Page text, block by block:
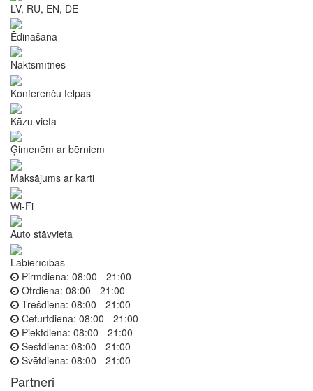
LV, RU, EN, DE
Ēdināšana
Naktsmītnes
Konferenču telpas
Kāzu vieta
Ģimenēm ar bērniem
Maksājums ar karti
Wi-Fi
Auto stāvvieta
Labierīcības
Pirmdiena: 08:00 - 21:00
Otrdiena: 08:00 - 21:00
Trešdiena: 08:00 - 21:00
Ceturtdiena: 08:00 - 21:00
Piektdiena: 08:00 - 21:00
Sestdiena: 08:00 - 21:00
Svētdiena: 08:00 - 21:00
Partneri